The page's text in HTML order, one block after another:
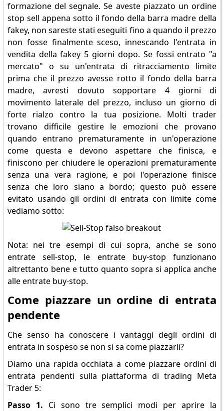
formazione del segnale. Se aveste piazzato un ordine
stop sell appena sotto il fondo della barra madre della
fakey, non sareste stati eseguiti fino a quando il prezzo
non fosse finalmente sceso, innescando l'entrata in
vendita della fakey 5 giorni dopo. Se fossi entrato "a
mercato" o su un'entrata di ritracciamento limite
prima che il prezzo avesse rotto il fondo della barra
madre, avresti dovuto sopportare 4 giorni di
movimento laterale del prezzo, incluso un giorno di
forte rialzo contro la tua posizione. Molti trader
trovano difficile gestire le emozioni che provano
quando entrano prematuramente in un'operazione
come questa e devono aspettare che finisca, e
finiscono per chiudere le operazioni prematuramente
senza una vera ragione, e poi l'operazione finisce
senza che loro siano a bordo; questo può essere
evitato usando gli ordini di entrata con limite come
vediamo sotto:
Nota: nei tre esempi di cui sopra, anche se sono
entrate sell-stop, le entrate buy-stop funzionano
altrettanto bene e tutto quanto sopra si applica anche
alle entrate buy-stop.
Come piazzare un ordine di entrata
pendente
Che senso ha conoscere i vantaggi degli ordini di
entrata in sospeso se non si sa come piazzarli?
Diamo una rapida occhiata a come piazzare ordini di
entrata pendenti sulla piattaforma di trading Meta
Trader 5:
Passo 1. Ci sono tre semplici modi per aprire la